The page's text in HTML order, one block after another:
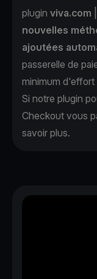
plugin viva.com
nouvelles
ajoutées
passerelle de
minimum d'effort
Si notre plugin
Checkout vous
savoir plus.